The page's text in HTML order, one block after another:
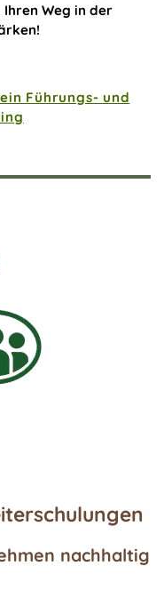
Weg in der
Führungs- und
nachhaltig